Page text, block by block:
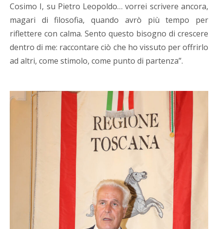
Cosimo I, su Pietro Leopoldo… vorrei scrivere ancora,
magari di filosofia, quando avrò più tempo per
riflettere con calma. Sento questo bisogno di crescere
dentro di me: raccontare ciò che ho vissuto per offrirlo
ad altri, come stimolo, come punto di partenza”.